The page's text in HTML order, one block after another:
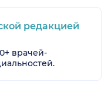
редакцией
врачей-